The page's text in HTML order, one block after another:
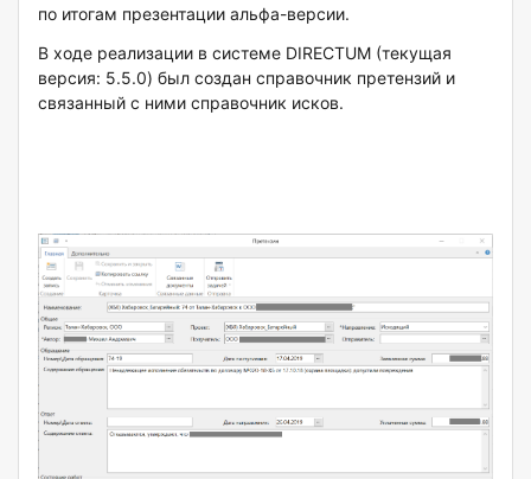
по итогам презентации альфа-версии.
В ходе реализации в системе DIRECTUM (текущая
версия: 5.5.0) был создан справочник претензий и
связанный с ними справочник исков.